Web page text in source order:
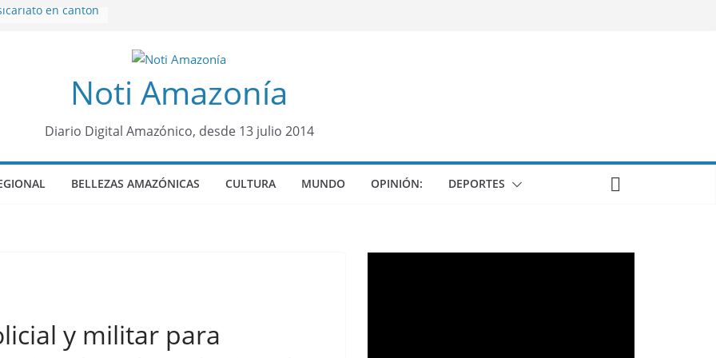
en cantón
de prisión a
para
Diez de
Noti Amazonía
Diario Digital Amazónico, desde 13 julio 2014
BELLEZAS AMAZÓNICAS CULTURA MUNDO OPINIÓN: DEPORTES
y militar para